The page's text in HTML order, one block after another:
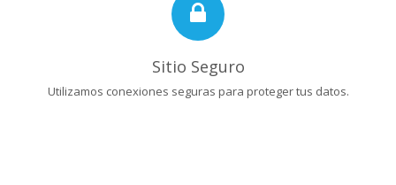
Sitio Seguro
Utilizamos conexiones seguras para proteger tus datos.